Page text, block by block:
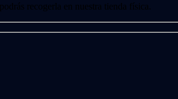
recogerla en nuestra tienda física.